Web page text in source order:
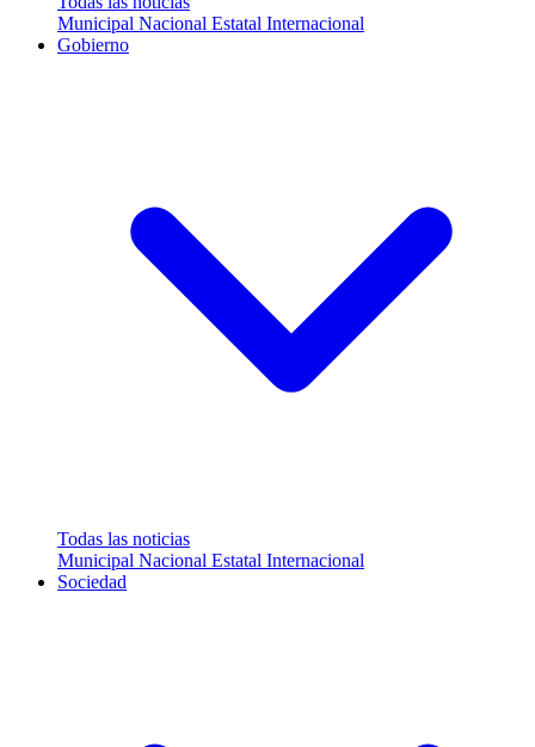
Municipal Nacional Estatal Internacional
Gobierno
Todas las noticias
Municipal Nacional Estatal Internacional
Sociedad